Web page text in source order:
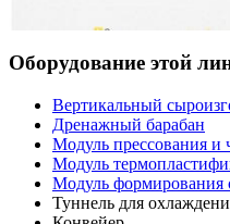
Оборудование этой
Вертикальный
Дренажный барабан
Модуль прессования и
Модуль
Модуль формирования
Туннель для